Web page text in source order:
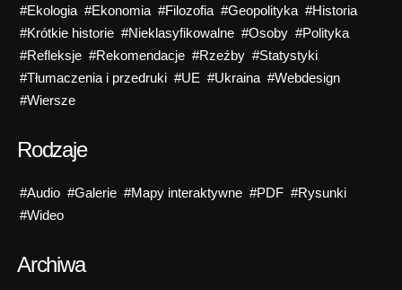
#Ekologia #Ekonomia #Filozofia #Geopolityka #Historia
#Krótkie historie #Nieklasyfikowalne #Osoby #Polityka
#Refleksje #Rekomendacje #Rzeźby #Statystyki
#Tłumaczenia i przedruki #UE #Ukraina #Webdesign
#Wiersze
Rodzaje
#Audio #Galerie #Mapy interaktywne #PDF #Rysunki
#Wideo
Archiwa